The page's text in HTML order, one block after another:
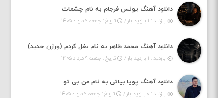
دانلود آهنگ یونس فرجام به نام چشمات
بازدید : ۱ بازدید بار / تاریخ : جمعه ۹ مرداد ۱۴۰۵
دانلود آهنگ محمد طاهر به نام بغل کردم (ورژن جدید)
بازدید : ۱ بازدید بار / تاریخ : جمعه ۹ مرداد ۱۴۰۵
دانلود آهنگ پویا بیاتی به نام من بی تو
بازدید : ۰ بازدید بار / تاریخ : جمعه ۹ مرداد ۱۴۰۵